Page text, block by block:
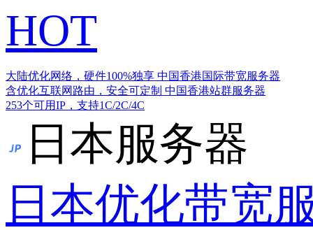
HOT
大陆优化网络，硬件100%独享 中国香港国际带宽服务器
含优化互联网路由，安全可定制 中国香港站群服务器
253个可用IP，支持1C/2C/4C
日本服务器
日本优化带宽